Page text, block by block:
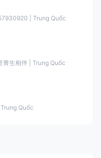
Hoa hồng
giao dịch trên
FX
| Trung Quốc
生相伴 | Trung Quốc
Quốc